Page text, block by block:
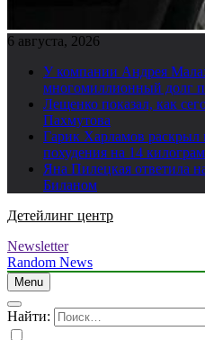
6 августа, 2026
У компании Андрея
многомиллионный долг
Лещенко показал, как
Пахмутова
Гарик Харламов
похудения на 14
Яна Пилецкая ответила
Биланом
Детейлинг центр
Newsletter
Random News
Menu
Найти: